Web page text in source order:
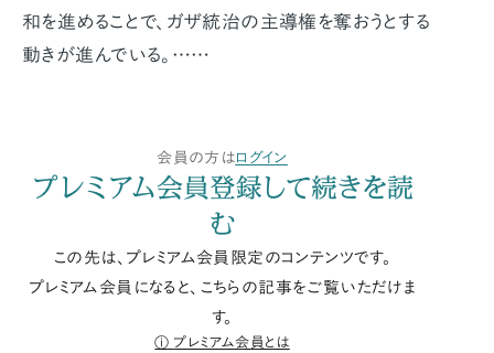
和を進めることで、ガザ統治の主導権を奪おうとする
動きが進んでいる。……
会員の方はログイン
プレミアム会員登録して続きを読
む
この先は、プレミアム会員限定のコンテンツです。
プレミアム会員になると、こちらの記事をご覧いただけま
す。
プレミアム会員とは